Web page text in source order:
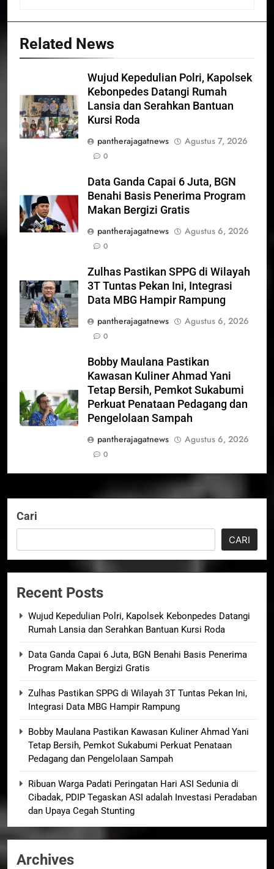
Related News
Wujud Kepedulian Polri, Kapolsek
Kebonpedes Datangi Rumah
Lansia dan Serahkan Bantuan
Kursi Roda
pantherajagatnews
Agustus 7, 2026
0
Data Ganda Capai 6 Juta, BGN
Benahi Basis Penerima Program
Makan Bergizi Gratis
pantherajagatnews
Agustus 6, 2026
0
Zulhas Pastikan SPPG di Wilayah
3T Tuntas Pekan Ini, Integrasi
Data MBG Hampir Rampung
pantherajagatnews
Agustus 6, 2026
0
Bobby Maulana Pastikan
Kawasan Kuliner Ahmad Yani
Tetap Bersih, Pemkot Sukabumi
Perkuat Penataan Pedagang dan
Pengelolaan Sampah
pantherajagatnews
Agustus 6, 2026
0
Cari
CARI
Recent Posts
Wujud Kepedulian Polri, Kapolsek Kebonpedes Datangi
Rumah Lansia dan Serahkan Bantuan Kursi Roda
Data Ganda Capai 6 Juta, BGN Benahi Basis Penerima
Program Makan Bergizi Gratis
Zulhas Pastikan SPPG di Wilayah 3T Tuntas Pekan Ini,
Integrasi Data MBG Hampir Rampung
Bobby Maulana Pastikan Kawasan Kuliner Ahmad Yani
Tetap Bersih, Pemkot Sukabumi Perkuat Penataan
Pedagang dan Pengelolaan Sampah
Ribuan Warga Padati Peringatan Hari ASI Sedunia di
Cibadak, PDIP Tegaskan ASI adalah Investasi Peradaban
dan Upaya Cegah Stunting
Archives